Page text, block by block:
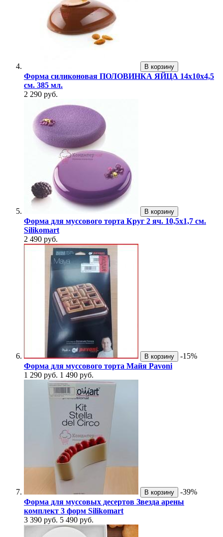
В корзину
Форма силиконовая ПОЛОВИНКА ЯЙЦА 14х10х4,5
см. 385 мл.
2 290 руб.
В корзину
Форма для муссового торта Круг 2 яч. 10,5х1,7 см.
Silikomart
2 490 руб.
В корзину
-15%
Форма для муссового торта Майя Pavoni
1 290 руб. 1 490 руб.
В корзину
-39%
Форма для муссовых десертов Звезда арены
комплект 3 форм Silikomart
3 390 руб. 5 490 руб.